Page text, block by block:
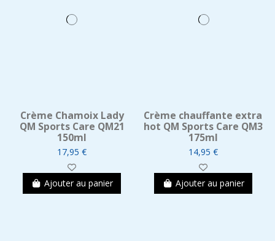
Crème Chamoix Lady
QM Sports Care QM21
150ml
17,95 €
Ajouter au panier
Crème chauffante extra
hot QM Sports Care QM3
175ml
14,95 €
Ajouter au panier